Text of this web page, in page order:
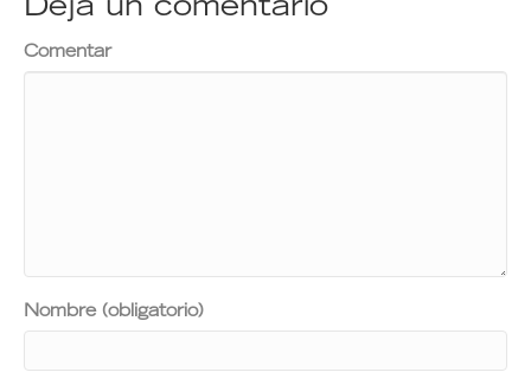
Deja un comentario
Comentar
Nombre (obligatorio)